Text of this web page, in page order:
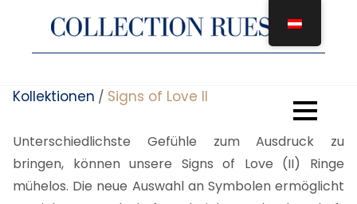
springen
Kollektionen / Signs of Love II
Unterschiedlichste Gefühle zum Ausdruck zu
bringen, können unsere Signs of Love (II) Ringe
mühelos. Die neue Auswahl an Symbolen ermöglicht